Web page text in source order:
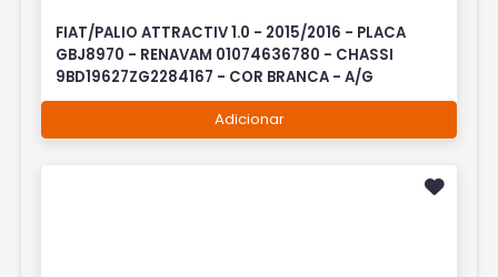
FIAT/PALIO ATTRACTIV 1.0 - 2015/2016 - PLACA
GBJ8970 - RENAVAM 01074636780 - CHASSI
9BD19627ZG2284167 - COR BRANCA - A/G
Adicionar